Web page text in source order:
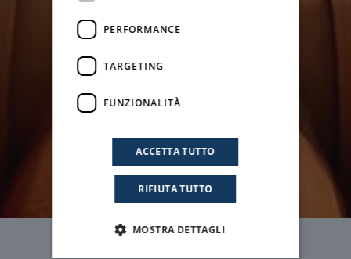
PERFORMANCE
TARGETING
FUNZIONALITÀ
ACCETTA TUTTO
RIFIUTA TUTTO
MOSTRA DETTAGLI